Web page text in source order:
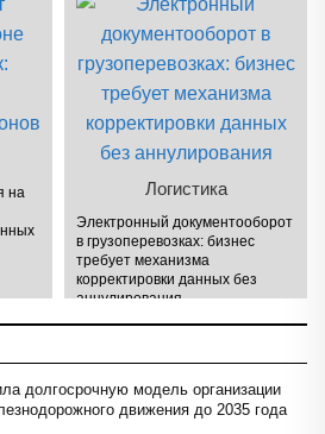
на
Логистика
Электронный документооборот
в грузоперевозках: бизнес
требует механизма
корректировки данных без
аннулирования
долгосрочную модель организации
движения до 2035 года